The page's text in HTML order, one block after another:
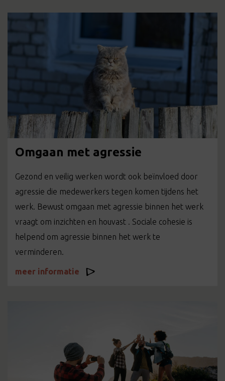
Omgaan met agressie
Gezond en veilig werken wordt ook beïnvloed door
agressie die medewerkers tegen komen tijdens het
werk. Bewust omgaan met agressie binnen het werk
vraagt om inzichten en houvast . Sociale cohesie is
helpend om agressie binnen het werk te
verminderen.
meer informatie